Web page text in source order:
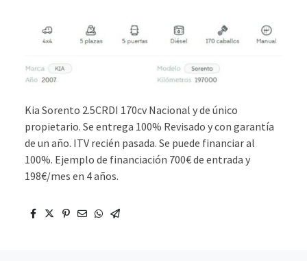
Kia Sorento 2.5CRDI 170cv Nacional y de único
propietario. Se entrega 100% Revisado y con garantía
de un año. ITV recién pasada. Se puede financiar al
100%. Ejemplo de financiación 700€ de entrada y
198€/mes en 4 años.